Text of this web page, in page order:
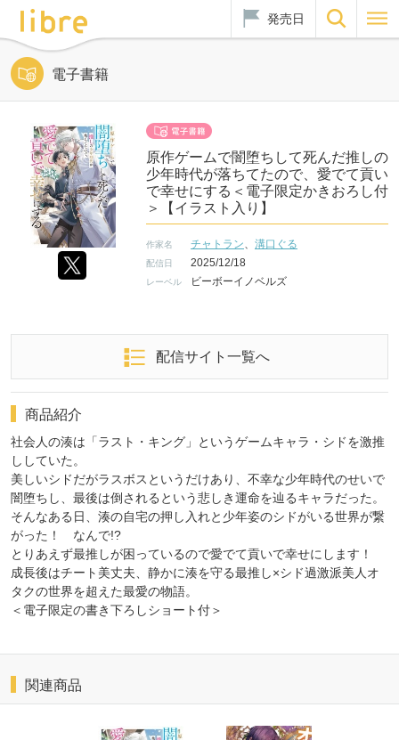
発売日
電子書籍
原作ゲームで闇堕ちして死んだ推しの
少年時代が落ちてたので、愛でて貢い
で幸せにする＜電子限定かきおろし付
＞【イラスト入り】
作家名 チャトラン、 溝口ぐる
配信日 2025/12/18
レーベル ビーボーイノベルズ
配信サイト一覧へ
商品紹介
社会人の湊は「ラスト・キング」というゲームキャラ・シドを激推
ししていた。
美しいシドだがラスボスというだけあり、不幸な少年時代のせいで
闇堕ちし、最後は倒されるという悲しき運命を辿るキャラだった。
そんなある日、湊の自宅の押し入れと少年姿のシドがいる世界が繋
がった！ なんで!?
とりあえず最推しが困っているので愛でて貢いで幸せにします！
成長後はチート美丈夫、静かに湊を守る最推し×シド過激派美人オ
タクの世界を超えた最愛の物語。
＜電子限定の書き下ろしショート付＞
関連商品